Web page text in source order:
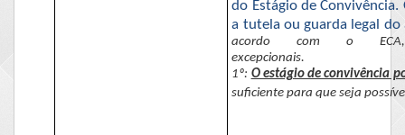
do Estágio de
a tutela ou guarda legal do
acordo com o ECA
excepcionais.
1º: O estágio de convivência
suficiente para que seja